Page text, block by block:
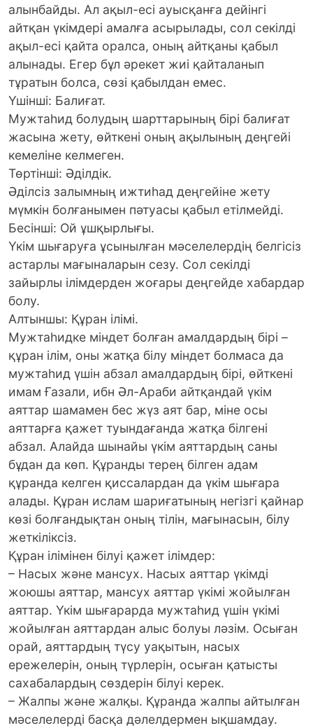
алынбайды. Ал ақыл-есі ауысқанға дейінгі
айтқан үкімдері амалға асырылады, сол секілді
ақыл-есі қайта оралса, оның айтқаны қабыл
алынады. Егер бұл әрекет жиі қайталанып
тұратын болса, сөзі қабылдан емес.
Үшінші: Балиғат.
Мужтаһид болудың шарттарының бірі балиғат
жасына жету, өйткені оның ақылының деңгейі
кемеліне келмеген.
Төртінші: Әділдік.
Әділсіз залымның ижтиһад деңгейіне жету
мүмкін болғанымен пәтуасы қабыл етілмейді.
Бесінші: Ой ұшқырлығы.
Үкім шығаруға ұсынылған мәселелердің белгісіз
астарлы мағыналарын сезу. Сол секілді
зайырлы ілімдерден жоғары деңгейде хабардар
болу.
Алтыншы: Құран ілімі.
Мужтаһидке міндет болған амалдардың бірі –
құран ілім, оны жатқа білу міндет болмаса да
мужтаһид үшін абзал амалдардың бірі, өйткені
имам Ғазали, ибн Әл-Араби айтқандай үкім
аяттар шамамен бес жүз аят бар, міне осы
аяттарға қажет туындағанда жатқа білгені
абзал. Алайда шынайы үкім аяттардың саны
бұдан да көп. Құранды терең білген адам
құранда келген қиссалардан да үкім шығара
алады. Құран ислам шариғатының негізгі қайнар
көзі болғандықтан оның тілін, мағынасын, білу
жеткіліксіз.
Құран ілімінен білуі қажет ілімдер:
– Насых және мансух. Насых аяттар үкімді
жоюшы аяттар, мансух аяттар үкімі жойылған
аяттар. Үкім шығарарда мужтаһид үшін үкімі
жойылған аяттардан алыс болуы ләзім. Осыған
орай, аяттардың түсу уақытын, насых
ережелерін, оның түрлерін, осыған қатысты
сахабалардың сөздерін білуі керек.
– Жалпы және жалқы. Құранда жалпы айтылған
мәселелерді басқа дәлелдермен ықшамдау.